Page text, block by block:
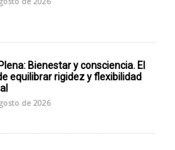
Bienestar y consciencia. El
equilibrar rigidez y flexibilidad
de 2026